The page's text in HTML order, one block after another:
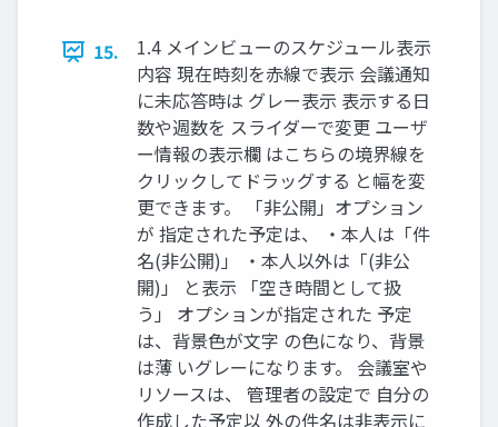
15.
1.4 メインビューのスケジュール表示
内容 現在時刻を赤線で表示 会議通知
に未応答時は グレー表示 表示する日
数や週数を スライダーで変更 ユーザ
ー情報の表示欄 はこちらの境界線を
クリックしてドラッグする と幅を変
更できます。 「非公開」オプション
が 指定された予定は、 ・本人は「件
名(非公開)」 ・本人以外は「(非公
開)」 と表示 「空き時間として扱
う」 オプションが指定された 予定
は、背景色が文字 の色になり、背景
は薄 いグレーになります。 会議室や
リソースは、 管理者の設定で 自分の
作成した予定以 外の件名は非表示に